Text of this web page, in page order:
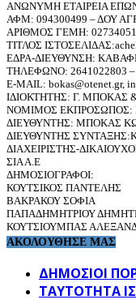
ΑΝΩΝΥΜΗ ΕΤΑΙΡΕΙΑ
ΑΦΜ: 094300499 – ΔΟΥ
ΑΡΙΘΜΟΣ ΓΕΜΗ:
ΤΙΤΛΟΣ
ΕΔΡΑ-ΔΙΕΥΘΥΝΣΗ:
ΤΗΛΕΦΩΝΟ: 2641022803 –
E-MAIL: bokas@otenet.gr,
ΙΔΙΟΚΤΗΤΗΣ: Γ. ΜΠΟΚΑΣ
ΝΟΜΙΜΟΣ
ΔΙΕΥΘΥΝΤΗΣ: ΜΠΟΚΑΣ
ΔΙΕΥΘΥΝΤΗΣ
ΔΙΑΧΕΙΡΙΣΤΗΣ-
ΣΙΑ Α.Ε
ΔΗΜΟΣΙΟΓΡΑΦΟΙ:
ΚΟΥΤΣΙΚΟΣ ΠΑΝΤΕΛΗΣ
ΒΑΚΡΑΚΟΥ ΣΟΦΙΑ
ΠΑΠΑΔΗΜΗΤΡΙΟΥ
ΚΟΥΤΣΙΟΥΜΠΑΣ
ΑΚΟΛΟΥΘΗΣΕ ΜΑΣ
ΔΗΜΟΣΙΟΙ
ΤΑΥΤΌΤΗΤΑ